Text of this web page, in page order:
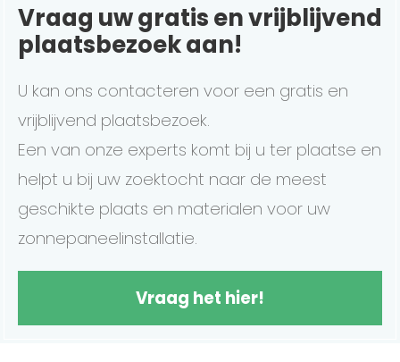
Vraag uw gratis en vrijblijvend
plaatsbezoek aan!
U kan ons contacteren voor een gratis en
vrijblijvend plaatsbezoek.
Een van onze experts komt bij u ter plaatse en
helpt u bij uw zoektocht naar de meest
geschikte plaats en materialen voor uw
zonnepaneelinstallatie.
Vraag het hier!